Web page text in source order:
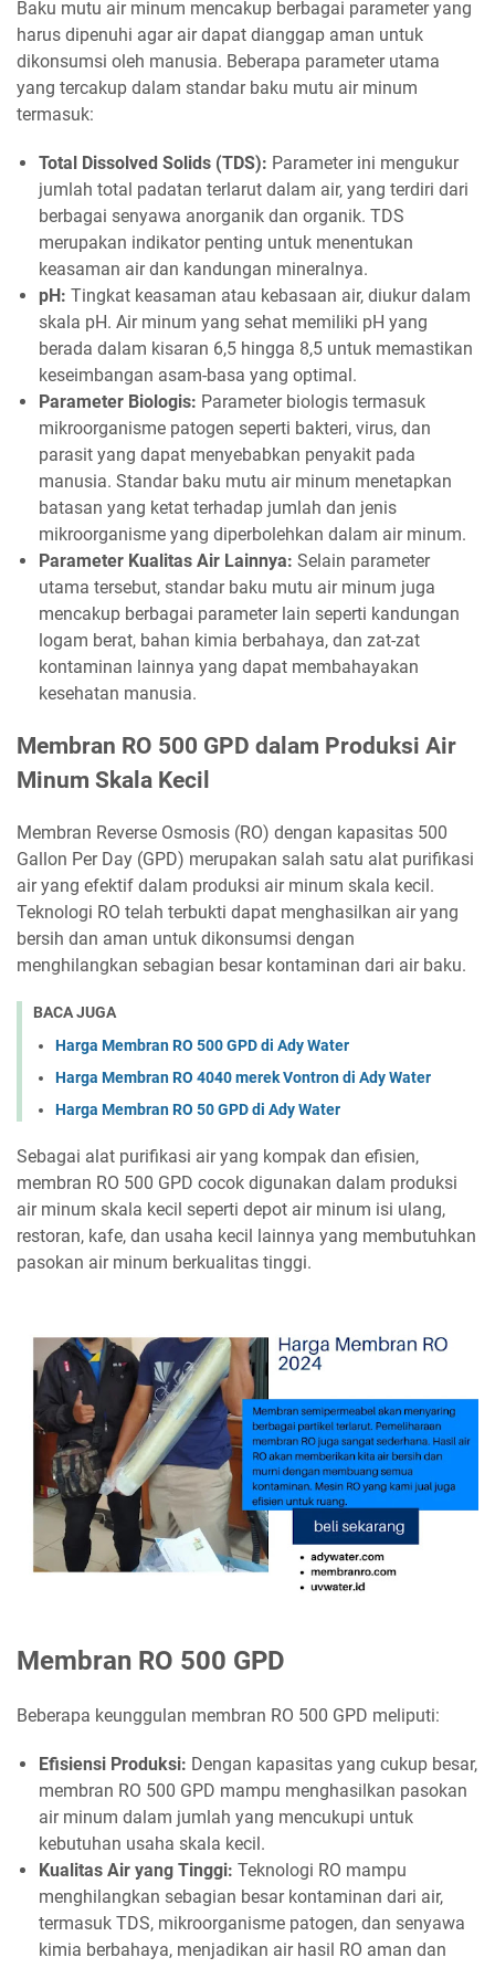
Baku mutu air minum mencakup berbagai parameter yang
harus dipenuhi agar air dapat dianggap aman untuk
dikonsumsi oleh manusia. Beberapa parameter utama
yang tercakup dalam standar baku mutu air minum
termasuk:
Total Dissolved Solids (TDS): Parameter ini mengukur
jumlah total padatan terlarut dalam air, yang terdiri dari
berbagai senyawa anorganik dan organik. TDS
merupakan indikator penting untuk menentukan
keasaman air dan kandungan mineralnya.
pH: Tingkat keasaman atau kebasaan air, diukur dalam
skala pH. Air minum yang sehat memiliki pH yang
berada dalam kisaran 6,5 hingga 8,5 untuk memastikan
keseimbangan asam-basa yang optimal.
Parameter Biologis: Parameter biologis termasuk
mikroorganisme patogen seperti bakteri, virus, dan
parasit yang dapat menyebabkan penyakit pada
manusia. Standar baku mutu air minum menetapkan
batasan yang ketat terhadap jumlah dan jenis
mikroorganisme yang diperbolehkan dalam air minum.
Parameter Kualitas Air Lainnya: Selain parameter
utama tersebut, standar baku mutu air minum juga
mencakup berbagai parameter lain seperti kandungan
logam berat, bahan kimia berbahaya, dan zat-zat
kontaminan lainnya yang dapat membahayakan
kesehatan manusia.
Membran RO 500 GPD dalam Produksi Air
Minum Skala Kecil
Membran Reverse Osmosis (RO) dengan kapasitas 500
Gallon Per Day (GPD) merupakan salah satu alat purifikasi
air yang efektif dalam produksi air minum skala kecil.
Teknologi RO telah terbukti dapat menghasilkan air yang
bersih dan aman untuk dikonsumsi dengan
menghilangkan sebagian besar kontaminan dari air baku.
BACA JUGA
Harga Membran RO 500 GPD di Ady Water
Harga Membran RO 4040 merek Vontron di Ady Water
Harga Membran RO 50 GPD di Ady Water
Sebagai alat purifikasi air yang kompak dan efisien,
membran RO 500 GPD cocok digunakan dalam produksi
air minum skala kecil seperti depot air minum isi ulang,
restoran, kafe, dan usaha kecil lainnya yang membutuhkan
pasokan air minum berkualitas tinggi.
Membran RO 500 GPD
Beberapa keunggulan membran RO 500 GPD meliputi:
Efisiensi Produksi: Dengan kapasitas yang cukup besar,
membran RO 500 GPD mampu menghasilkan pasokan
air minum dalam jumlah yang mencukupi untuk
kebutuhan usaha skala kecil.
Kualitas Air yang Tinggi: Teknologi RO mampu
menghilangkan sebagian besar kontaminan dari air,
termasuk TDS, mikroorganisme patogen, dan senyawa
kimia berbahaya, menjadikan air hasil RO aman dan